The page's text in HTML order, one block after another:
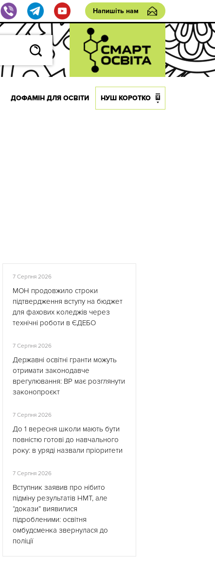
Напишіть нам
ДОФАМІН ДЛЯ ОСВІТИ НУШ КОРОТКО
7 Серпня 2026
МОН продовжило строки
підтвердження вступу на бюджет
для фахових коледжів через
технічні роботи в ЄДЕБО
7 Серпня 2026
Державні освітні гранти можуть
отримати законодавче
врегулювання: ВР має розглянути
законопроєкт
7 Серпня 2026
До 1 вересня школи мають бути
повністю готові до навчального
року: в уряді назвали пріоритети
7 Серпня 2026
Вступник заявив про нібито
підміну результатів НМТ, але
“докази” виявилися
підробленими: освітня
омбудсменка звернулася до
поліції